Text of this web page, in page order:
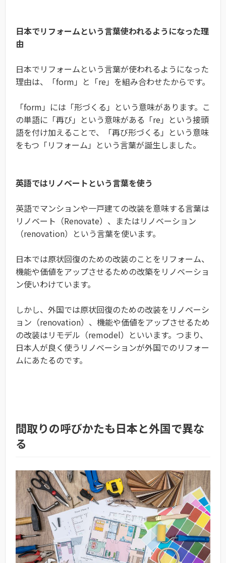
日本でリフォームという言葉使われるようになった理
由
日本でリフォームという言葉が使われるようになった
理由は、「form」と「re」を組み合わせたからです。
「form」には「形づくる」という意味があります。こ
の単語に「再び」という意味がある「re」という接頭
語を付け加えることで、「再び形づくる」という意味
をもつ「リフォーム」という言葉が誕生しました。
英語ではリノベートという言葉を使う
英語でマンションや一戸建ての改装を意味する言葉は
リノベート（Renovate）、またはリノベーション
（renovation）という言葉を使います。
日本では原状回復のための改装のことをリフォーム、
機能や価値をアップさせるための改築をリノベーショ
ン使いわけています。
しかし、外国では原状回復のための改装をリノベーシ
ョン（renovation）、機能や価値をアップさせるため
の改装はリモデル（remodel）といいます。つまり、
日本人が良く使うリノベーションが外国でのリフォー
ムにあたるのです。
間取りの呼びかたも日本と外国で異な
る